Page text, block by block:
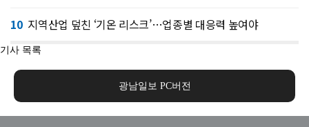
10 지역산업 덮친 ‘기온 리스크’…업종별 대응력 높여야
기사 목록
광남일보 PC버전